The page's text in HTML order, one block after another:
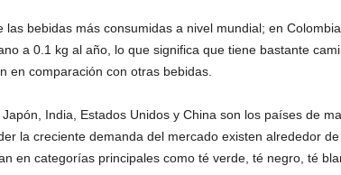
las bebidas más consumidas a nivel mundial; en
a 0.1 kg al año, lo que significa que tiene bastante
en comparación con otras bebidas.
India, Estados Unidos y China son los países de
la creciente demanda del mercado existen alrededor
en categorías principales como té verde, té negro, té